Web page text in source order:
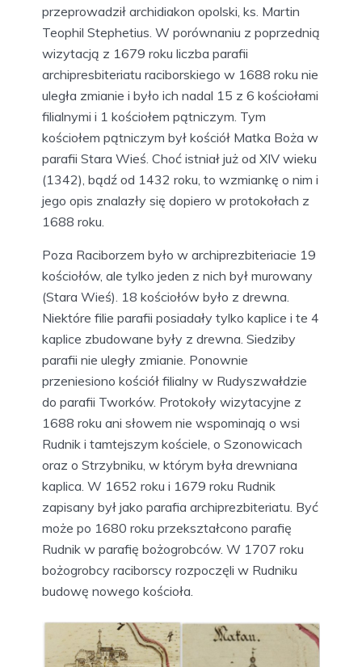
przeprowadził archidiakon opolski, ks. Martin
Teophil Stephetius. W porównaniu z poprzednią
wizytacją z 1679 roku liczba parafii
archipresbiteriatu raciborskiego w 1688 roku nie
uległa zmianie i było ich nadal 15 z 6 kościołami
filialnymi i 1 kościołem pątniczym. Tym
kościołem pątniczym był kościół Matka Boża w
parafii Stara Wieś. Choć istniał już od XIV wieku
(1342), bądź od 1432 roku, to wzmiankę o nim i
jego opis znalazły się dopiero w protokołach z
1688 roku.
Poza Raciborzem było w archiprezbiteriacie 19
kościołów, ale tylko jeden z nich był murowany
(Stara Wieś). 18 kościołów było z drewna.
Niektóre filie parafii posiadały tylko kaplice i te 4
kaplice zbudowane były z drewna. Siedziby
parafii nie uległy zmianie. Ponownie
przeniesiono kościół filialny w Rudyszwałdzie
do parafii Tworków. Protokoły wizytacyjne z
1688 roku ani słowem nie wspominają o wsi
Rudnik i tamtejszym kościele, o Szonowicach
oraz o Strzybniku, w którym była drewniana
kaplica. W 1652 roku i 1679 roku Rudnik
zapisany był jako parafia archiprezbiteriatu. Być
może po 1680 roku przekształcono parafię
Rudnik w parafię bożogrobców. W 1707 roku
bożogrobcy raciborscy rozpoczęli w Rudniku
budowę nowego kościoła.